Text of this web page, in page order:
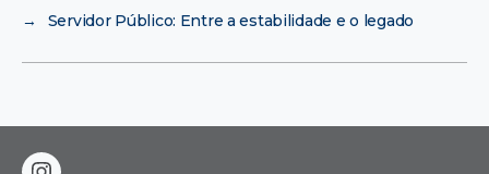
→
Servidor Público: Entre a estabilidade e o legado